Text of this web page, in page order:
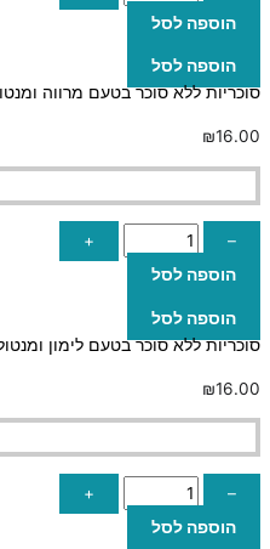
הוספה לסל
הוספה לסל
סוכריות ללא סוכר בטעם מרווה
₪16.00
–
+
הוספה לסל
הוספה לסל
סוכריות ללא סוכר בטעם לימון
₪16.00
–
+
הוספה לסל